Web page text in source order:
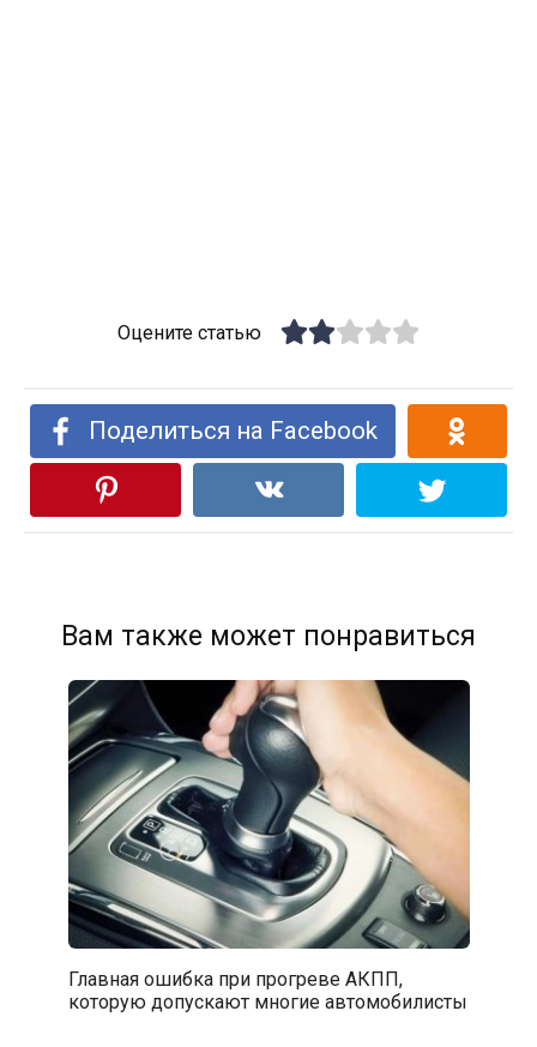
Оцените статью
Поделиться на Facebook
Вам также может понравиться
Главная ошибка при прогреве АКПП,
которую допускают многие автомобилисты